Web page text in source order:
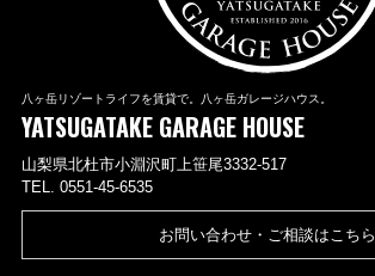
八ヶ岳リゾートライフを賃貸で。八ヶ岳ガレージハウス。
YATSUGATAKE GARAGE HOUSE
山梨県北杜市小淵沢町上笹尾3332-517
TEL. 0551-45-6535
お問い合わせ・ご相談はこちら